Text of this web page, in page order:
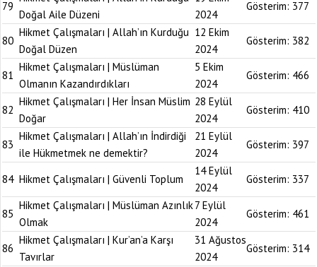
79
Doğal Aile Düzeni
2024
Gösterim: 377
80
Hikmet Çalışmaları | Allah’ın Kurduğu
Doğal Düzen
12 Ekim
2024
Gösterim: 382
81
Hikmet Çalışmaları | Müslüman
Olmanın Kazandırdıkları
5 Ekim
2024
Gösterim: 466
82
Hikmet Çalışmaları | Her İnsan Müslim
Doğar
28 Eylül
2024
Gösterim: 410
83
Hikmet Çalışmaları | Allah’ın İndirdiği
ile Hükmetmek ne demektir?
21 Eylül
2024
Gösterim: 397
84 Hikmet Çalışmaları | Güvenli Toplum
14 Eylül
2024
Gösterim: 337
85
Hikmet Çalışmaları | Müslüman Azınlık
Olmak
7 Eylül
2024
Gösterim: 461
86
Hikmet Çalışmaları | Kur’an’a Karşı
Tavırlar
31 Ağustos
2024
Gösterim: 314